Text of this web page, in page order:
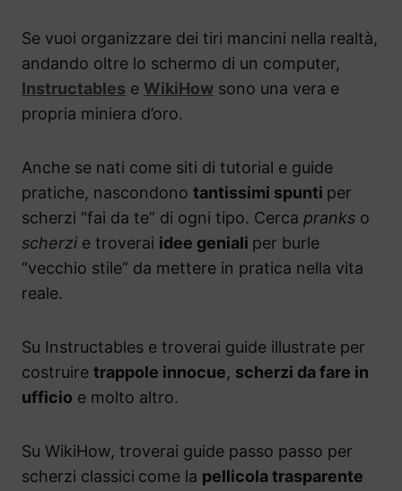
Se vuoi organizzare dei tiri mancini nella realtà,
andando oltre lo schermo di un computer,
Instructables e WikiHow sono una vera e
propria miniera d’oro.
Anche se nati come siti di tutorial e guide
pratiche, nascondono tantissimi spunti per
scherzi “fai da te” di ogni tipo. Cerca pranks o
scherzie troverai idee geniali per burle
“vecchio stile” da mettere in pratica nella vita
reale.
Su Instructables e troverai guide illustrate per
costruire trappole innocue, scherzi da fare in
ufficio e molto altro.
Su WikiHow, troverai guide passo passo per
scherzi classici come la pellicola trasparente